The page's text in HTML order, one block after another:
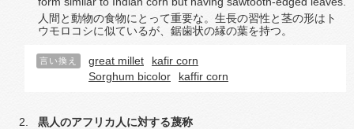
人間と動物の食物にとって重要な。生長の習性と茎の形はト
ウモロコシに似ているが、鋸歯状の縁の葉を持つ。
言い換え great millet
kafir corn
Sorghum bicolor
kaffir corn
黒人のアフリカ人に対する蔑称